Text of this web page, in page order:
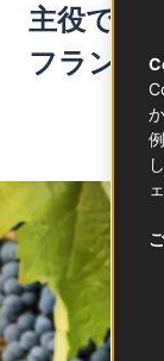
主役でも
フランス